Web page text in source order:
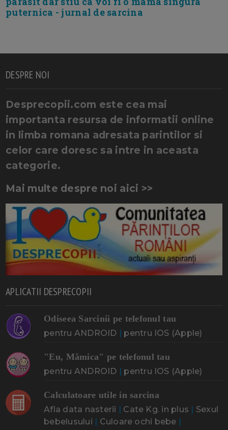
puternica - jurnal de sarcina
DESPRE NOI
Desprecopii.com este cea mai
importanta resursa de informatii online
in limba romana adresata parintilor si
celor care doresc sa intre in aceasta
categorie.
Mai multe despre noi aici >>
APLICATII DESPRECOPII
Odiseea Sarcinii pe telefonul tau
pentru ANDROID pentru IOS (Apple)
"Eu, Mămica" pe telefonul tau
pentru ANDROID pentru IOS (Apple)
Calculatoare utile in sarcina
Afla data nasterii Cate Kg. in plus
Sexul
bebelusului
Culoare ochi bebe